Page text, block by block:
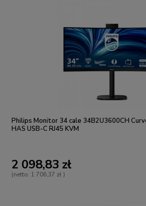
Philips Monitor 34 cale 34B2U3600CH
HAS USB-C RJ45 KVM
2 098,83 zł
(netto: 1 706,37 zł )